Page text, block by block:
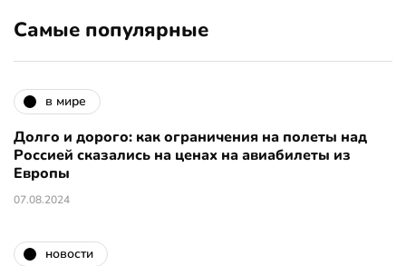
Самые популярные
в мире
Долго и дорого: как ограничения на полеты над
Россией сказались на ценах на авиабилеты из
Европы
07.08.2024
новости